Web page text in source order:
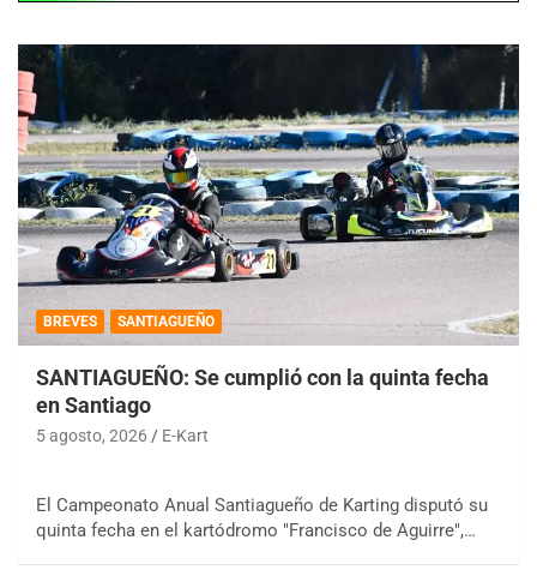
BREVES SANTIAGUEÑO
SANTIAGUEÑO: Se cumplió con la quinta fecha
en Santiago
5 agosto, 2026 E-Kart
El Campeonato Anual Santiagueño de Karting disputó su
quinta fecha en el kartódromo "Francisco de Aguirre",…